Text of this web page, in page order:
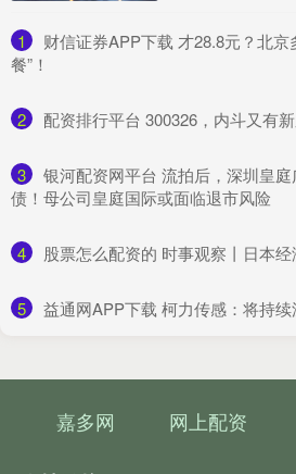
1
财信证券APP下载 才28.8元？北
餐”！
2 配资排行平台 300326，内斗又有
3
银河配资网平台 流拍后，深圳皇
债！母公司皇庭国际或面临退市风险
4 股票怎么配资的 时事观察丨日本
5 益通网APP下载 柯力传感：将持
嘉多网 网上配资